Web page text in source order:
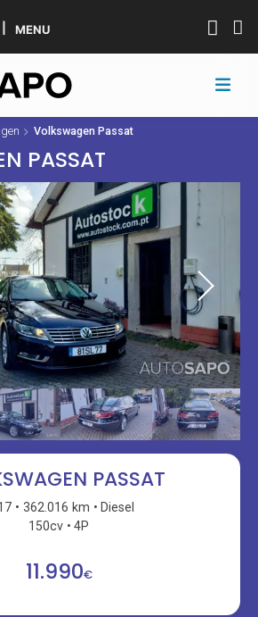
MENU
Volkswagen Passat
PASSAT
PASSAT
362.016 km
Diesel
150cv
4P
11.990€